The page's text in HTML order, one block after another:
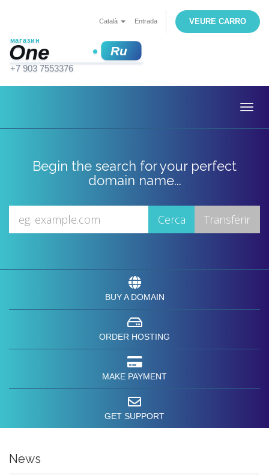
Català Entrada VEURE CARRO
Begin the search for your perfect
domain name...
BUY A DOMAIN
ORDER HOSTING
MAKE PAYMENT
GET SUPPORT
News